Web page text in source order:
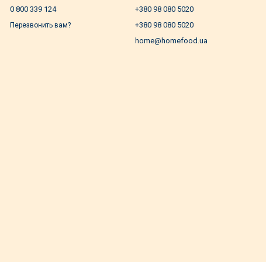
0 800 339 124
Перезвонить вам?
+380 98 080 5020
+380 98 080 5020
home@homefood.ua